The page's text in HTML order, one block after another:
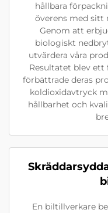
hållbara
överens med sitt
Genom att
biologiskt
utvärdera våra
Resultatet blev
förbättrade deras
koldioxidavtryck
hållbarhet och
En biltillverkare